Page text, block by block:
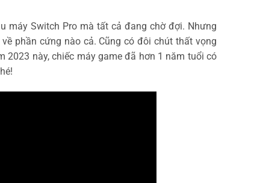
máy Switch Pro mà tất cả đang chờ đợi. Nhưng
phần cứng nào cả. Cũng có đôi chút thất vọng
2023 này, chiếc máy game đã hơn 1 năm tuổi có